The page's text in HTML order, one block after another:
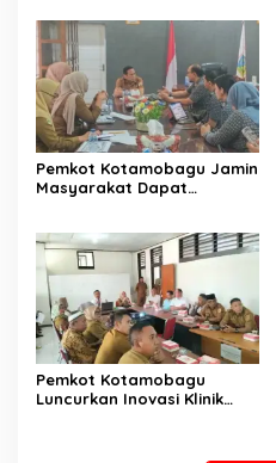
Pemkot Kotamobagu Jamin
Masyarakat Dapat
Pemkot Kotamobagu
Luncurkan Inovasi Klinik